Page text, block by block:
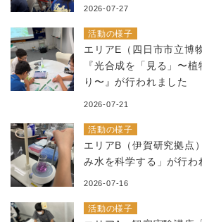
2026-07-27
活動の様子
エリアE（四日市市立博
『光合成を「見る」〜
り〜』が行われました
2026-07-21
活動の様子
エリアB（伊賀研究拠点
み水を科学する」が行わ
2026-07-16
活動の様子